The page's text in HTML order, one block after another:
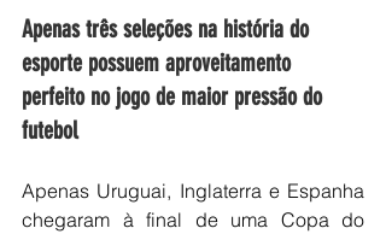
Apenas três seleções na história do
esporte possuem aproveitamento
perfeito no jogo de maior pressão do
futebol
Apenas Uruguai, Inglaterra e Espanha
chegaram à final de uma Copa do